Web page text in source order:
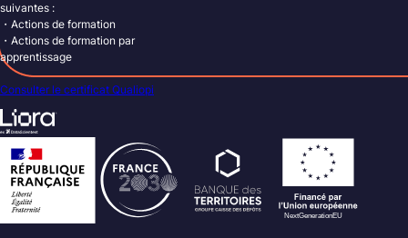
suivantes :
・Actions de formation
・Actions de formation par
apprentissage
Consulter le certificat Qualiopi